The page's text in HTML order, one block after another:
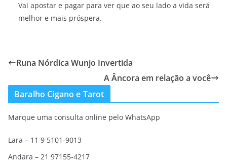
Vai apostar e pagar para ver que ao seu lado a vida será
melhor e mais próspera.
Runa Nórdica Wunjo Invertida
A Âncora em relação a você
Baralho Cigano e Tarot
Marque uma consulta online pelo WhatsApp
Lara – 11 9 5101-9013
Andara – 21 97155-4217